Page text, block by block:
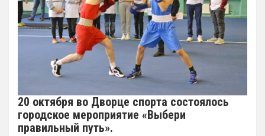
20 октября во Дворце спорта состоялось
городское мероприятие «Выбери
правильный путь».